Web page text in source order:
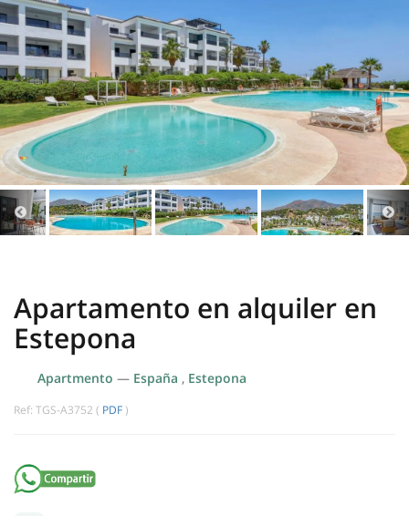
Apartamento en alquiler en
Estepona
Apartmento — España , Estepona
Ref: TGS-A3752 ( PDF )